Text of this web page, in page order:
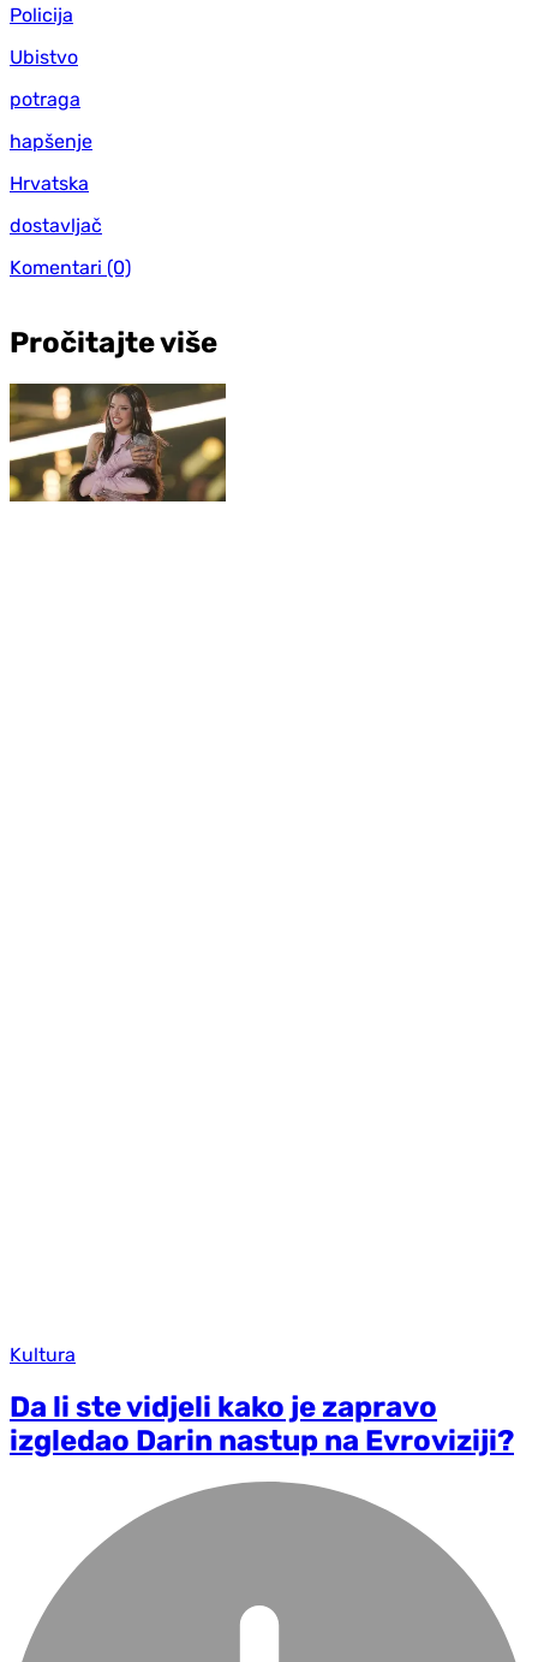
Policija
Ubistvo
potraga
hapšenje
Hrvatska
dostavljač
Komentari (0)
Pročitajte više
Kultura
Da li ste vidjeli kako je zapravo
izgledao Darin nastup na Evroviziji?